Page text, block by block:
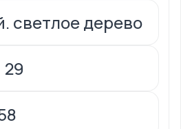
светлое дерево